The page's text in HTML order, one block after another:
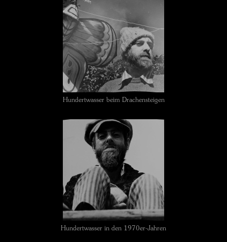
Hundertwasser beim Drachensteigen
Hundertwasser in den 1970er-Jahren